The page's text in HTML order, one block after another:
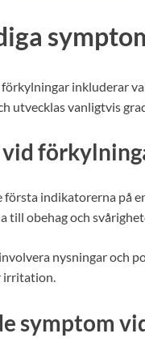
inkluderar
utvecklas vanligtvis
första indikatorerna på
till obehag och
nysningar och
irritation.
symptom